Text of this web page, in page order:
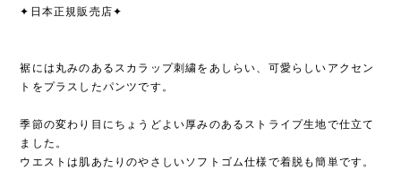
✦日本正規販売店✦
裾には丸みのあるスカラップ刺繍をあしらい、可愛らしいアクセン
トをプラスしたパンツです。
季節の変わり目にちょうどよい厚みのあるストライプ生地で仕立て
ました。
ウエストは肌あたりのやさしいソフトゴム仕様で着脱も簡単です。